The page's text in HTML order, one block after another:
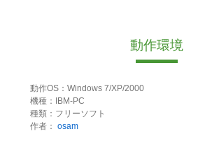
動作環境
動作OS：Windows 7/XP/2000
機種：IBM-PC
種類：フリーソフト
作者： osam